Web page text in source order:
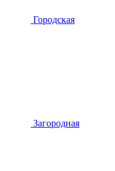
Городская
Загородная